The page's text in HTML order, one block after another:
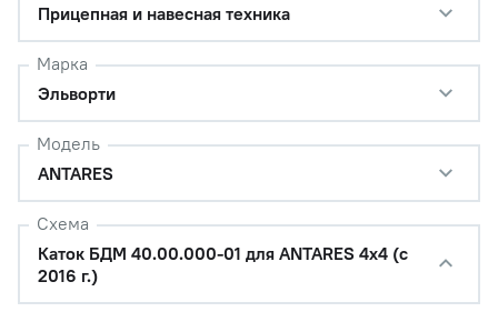
Прицепная и навесная техника
Марка
Эльворти
Модель
ANTARES
Схема
Каток БДМ 40.00.000-01 для ANTARES 4x4 (с
2016 г.)